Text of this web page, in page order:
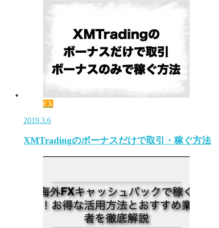
FX
2019.3.6
XMTradingのボーナスだけで取引・稼ぐ方法